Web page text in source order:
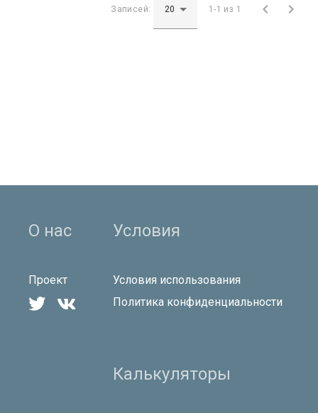
Записей: 1-1 из 1  
О нас
Проект
 
Условия
Условия использования
Политика конфиденциальности
Калькуляторы